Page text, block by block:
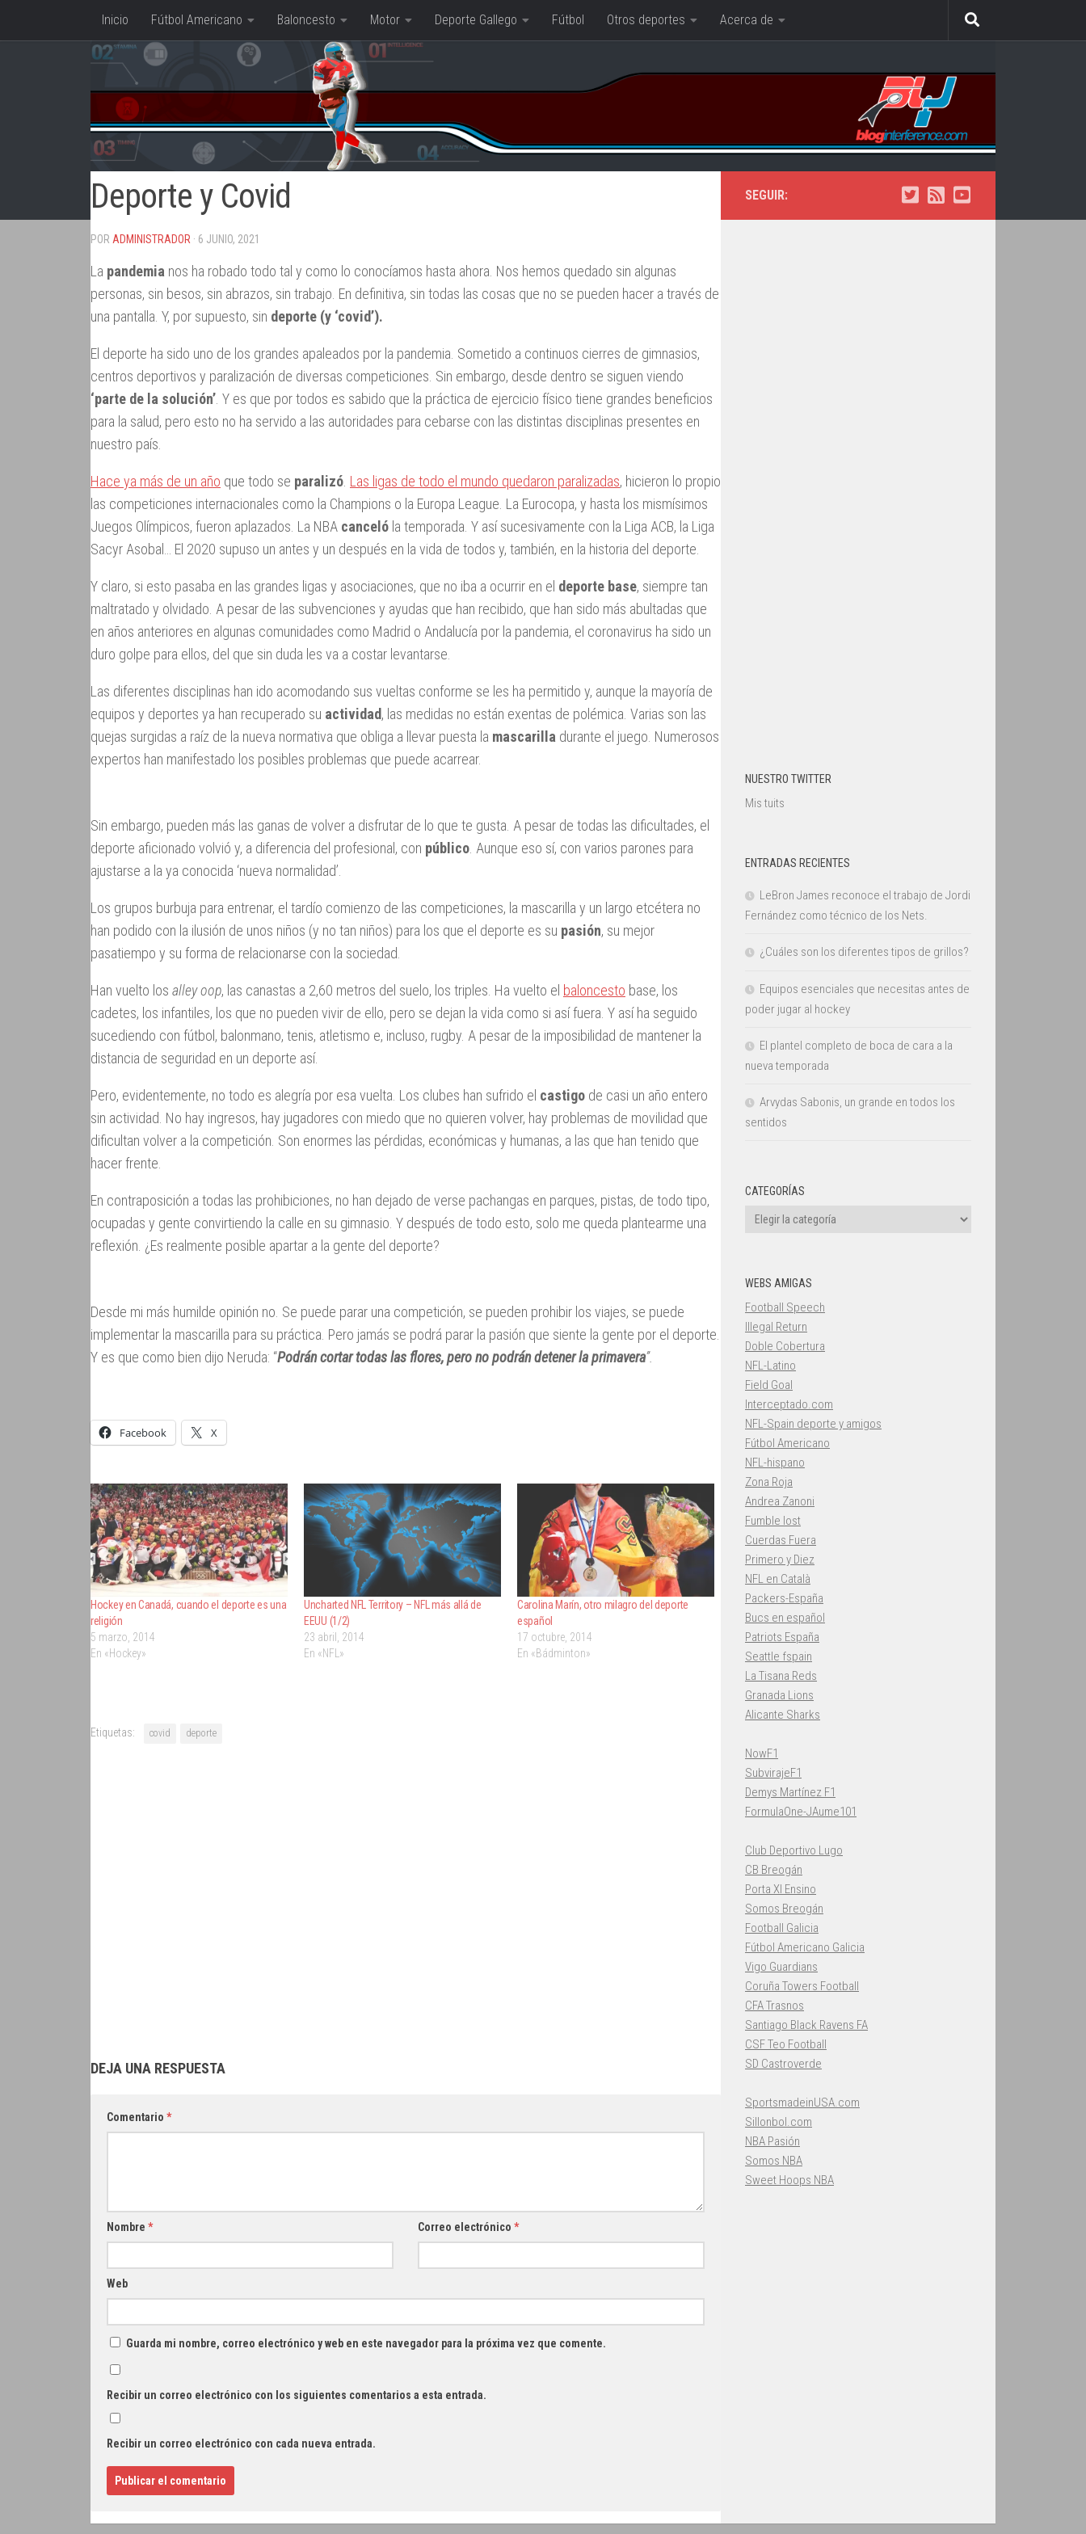
Saltar al contenido
Inicio Fútbol Americano Baloncesto Motor Deporte Gallego Fútbol Otros deportes Acerca de
Deporte y Covid
POR ADMINISTRADOR · 6 JUNIO, 2021
La pandemia nos ha robado todo tal y como lo conocíamos hasta ahora. Nos hemos quedado sin algunas
personas, sin besos, sin abrazos, sin trabajo. En definitiva, sin todas las cosas que no se pueden hacer a través de
una pantalla. Y, por supuesto, sin deporte (y ‘covid’).
El deporte ha sido uno de los grandes apaleados por la pandemia. Sometido a continuos cierres de gimnasios,
centros deportivos y paralización de diversas competiciones. Sin embargo, desde dentro se siguen viendo
‘parte de la solución’. Y es que por todos es sabido que la práctica de ejercicio físico tiene grandes beneficios
para la salud, pero esto no ha servido a las autoridades para cebarse con las distintas disciplinas presentes en
nuestro país.
Hace ya más de un año que todo se paralizó. Las ligas de todo el mundo quedaron paralizadas, hicieron lo propio
las competiciones internacionales como la Champions o la Europa League. La Eurocopa, y hasta los mismísimos
Juegos Olímpicos, fueron aplazados. La NBA canceló la temporada. Y así sucesivamente con la Liga ACB, la Liga
Sacyr Asobal… El 2020 supuso un antes y un después en la vida de todos y, también, en la historia del deporte.
Y claro, si esto pasaba en las grandes ligas y asociaciones, que no iba a ocurrir en el deporte base, siempre tan
maltratado y olvidado. A pesar de las subvenciones y ayudas que han recibido, que han sido más abultadas que
en años anteriores en algunas comunidades como Madrid o Andalucía por la pandemia, el coronavirus ha sido un
duro golpe para ellos, del que sin duda les va a costar levantarse.
Las diferentes disciplinas han ido acomodando sus vueltas conforme se les ha permitido y, aunque la mayoría de
equipos y deportes ya han recuperado su actividad, las medidas no están exentas de polémica. Varias son las
quejas surgidas a raíz de la nueva normativa que obliga a llevar puesta la mascarilla durante el juego. Numerosos
expertos han manifestado los posibles problemas que puede acarrear.
Sin embargo, pueden más las ganas de volver a disfrutar de lo que te gusta. A pesar de todas las dificultades, el
deporte aficionado volvió y, a diferencia del profesional, con público. Aunque eso sí, con varios parones para
ajustarse a la ya conocida ‘nueva normalidad’.
Los grupos burbuja para entrenar, el tardío comienzo de las competiciones, la mascarilla y un largo etcétera no
han podido con la ilusión de unos niños (y no tan niños) para los que el deporte es su pasión, su mejor
pasatiempo y su forma de relacionarse con la sociedad.
Han vuelto los alley oop, las canastas a 2,60 metros del suelo, los triples. Ha vuelto el baloncesto base, los
cadetes, los infantiles, los que no pueden vivir de ello, pero se dejan la vida como si así fuera. Y así ha seguido
sucediendo con fútbol, balonmano, tenis, atletismo e, incluso, rugby. A pesar de la imposibilidad de mantener la
distancia de seguridad en un deporte así.
Pero, evidentemente, no todo es alegría por esa vuelta. Los clubes han sufrido el castigo de casi un año entero
sin actividad. No hay ingresos, hay jugadores con miedo que no quieren volver, hay problemas de movilidad que
dificultan volver a la competición. Son enormes las pérdidas, económicas y humanas, a las que han tenido que
hacer frente.
En contraposición a todas las prohibiciones, no han dejado de verse pachangas en parques, pistas, de todo tipo,
ocupadas y gente convirtiendo la calle en su gimnasio. Y después de todo esto, solo me queda plantearme una
reflexión. ¿Es realmente posible apartar a la gente del deporte?
Desde mi más humilde opinión no. Se puede parar una competición, se pueden prohibir los viajes, se puede
implementar la mascarilla para su práctica. Pero jamás se podrá parar la pasión que siente la gente por el deporte.
Y es que como bien dijo Neruda: “Podrán cortar todas las flores, pero no podrán detener la primavera”.
Facebook X
Hockey en Canadá, cuando el deporte es una
religión
5 marzo, 2014
En «Hockey»
Uncharted NFL Territory – NFL más allá de
EEUU (1/2)
23 abril, 2014
En «NFL»
Carolina Marín, otro milagro del deporte
español
17 octubre, 2014
En «Bádminton»
Etiquetas: covid deporte
DEJA UNA RESPUESTA
Comentario *
Nombre * Correo electrónico *
Web
Guarda mi nombre, correo electrónico y web en este navegador para la próxima vez que comente.
Recibir un correo electrónico con los siguientes comentarios a esta entrada.
Recibir un correo electrónico con cada nueva entrada.
SEGUIR:
NUESTRO TWITTER
Mis tuits
ENTRADAS RECIENTES
LeBron James reconoce el trabajo de Jordi
Fernández como técnico de los Nets.
¿Cuáles son los diferentes tipos de grillos?
Equipos esenciales que necesitas antes de
poder jugar al hockey
El plantel completo de boca de cara a la
nueva temporada
Arvydas Sabonis, un grande en todos los
sentidos
CATEGORÍAS
Categorías
WEBS AMIGAS
Football Speech
Illegal Return
Doble Cobertura
NFL-Latino
Field Goal
Interceptado.com
NFL-Spain deporte y amigos
Fútbol Americano
NFL-hispano
Zona Roja
Andrea Zanoni
Fumble lost
Cuerdas Fuera
Primero y Diez
NFL en Català
Packers-España
Bucs en español
Patriots España
Seattle fspain
La Tisana Reds
Granada Lions
Alicante Sharks
NowF1
SubvirajeF1
Demys Martínez F1
FormulaOne-JAume101
Club Deportivo Lugo
CB Breogán
Porta XI Ensino
Somos Breogán
Football Galicia
Fútbol Americano Galicia
Vigo Guardians
Coruña Towers Football
CFA Trasnos
Santiago Black Ravens FA
CSF Teo Football
SD Castroverde
SportsmadeinUSA.com
Sillonbol.com
NBA Pasión
Somos NBA
Sweet Hoops NBA